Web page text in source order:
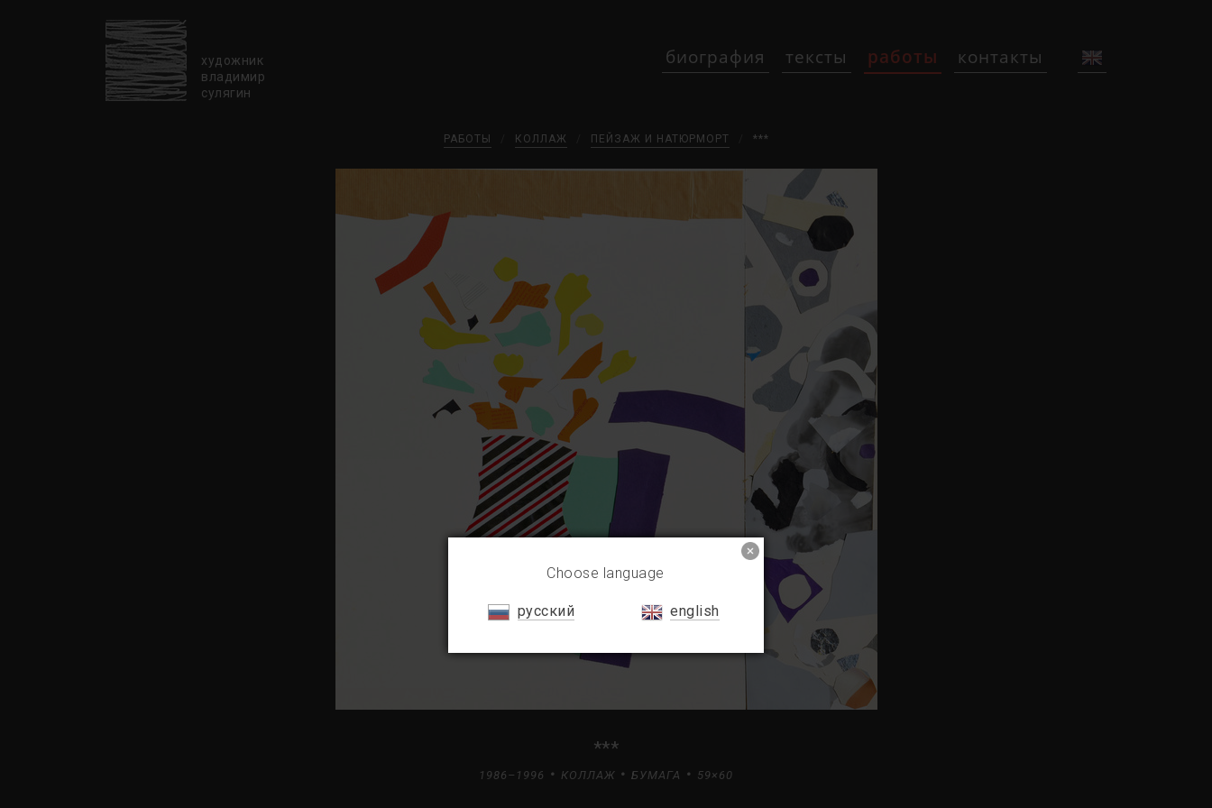
художник
владимир
сулягин
биография тексты работы контакты
РАБОТЫ КОЛЛАЖ ПЕЙЗАЖ И НАТЮРМОРТ ***
***
1986–1996 КОЛЛАЖ БУМАГА 59×60
Choose language
русский english